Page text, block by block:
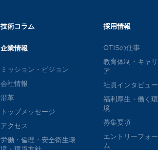
技術コラム
企業情報
ミッション・ビジョン
会社情報
沿革
トップメッセージ
アクセス
労働・倫理・安全衛生環
採用情報
OTISの仕事
教育体制・キャリ
ア
社員インタビュー
福利厚生・働く環
境
募集要項
エントリーフォー
ム